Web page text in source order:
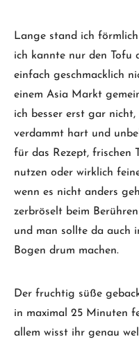
Lange stand ich
ich kannte nur den Tofu
einfach geschmacklich
einem Asia Markt
ich besser erst gar
verdammt hart und
für das Rezept, frischen
nutzen oder wirklich
wenn es nicht anders
zerbröselt beim
und man sollte da auch
Bogen drum machen.
Der fruchtig süße
in maximal 25 Minuten
allem wisst ihr genau